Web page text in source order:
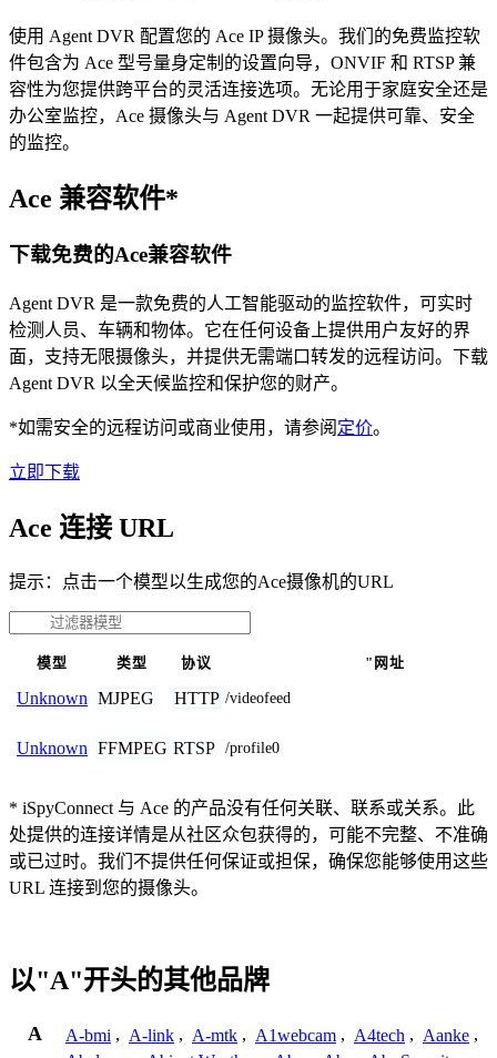
使用 Agent DVR 配置您的 Ace IP 摄像头。我们的免费监控软
件包含为 Ace 型号量身定制的设置向导，ONVIF 和 RTSP 兼
容性为您提供跨平台的灵活连接选项。无论用于家庭安全还是
办公室监控，Ace 摄像头与 Agent DVR 一起提供可靠、安全
的监控。
Ace 兼容软件*
下载免费的Ace兼容软件
Agent DVR 是一款免费的人工智能驱动的监控软件，可实时
检测人员、车辆和物体。它在任何设备上提供用户友好的界
面，支持无限摄像头，并提供无需端口转发的远程访问。下载
Agent DVR 以全天候监控和保护您的财产。
*如需安全的远程访问或商业使用，请参阅 定价。
立即下载
Ace 连接 URL
提示：点击一个模型以生成您的Ace摄像机的URL
模型 类型 协议 "网址
Unknown MJPEG HTTP /videofeed
Unknown FFMPEG RTSP /profile0
* iSpyConnect 与 Ace 的产品没有任何关联、联系或关系。此
处提供的连接详情是从社区众包获得的，可能不完整、不准确
或已过时。我们不提供任何保证或担保，确保您能够使用这些
URL 连接到您的摄像头。
以"A"开头的其他品牌
A A-bmi , A-link , A-mtk , A1webcam , A4tech , Aanke ,